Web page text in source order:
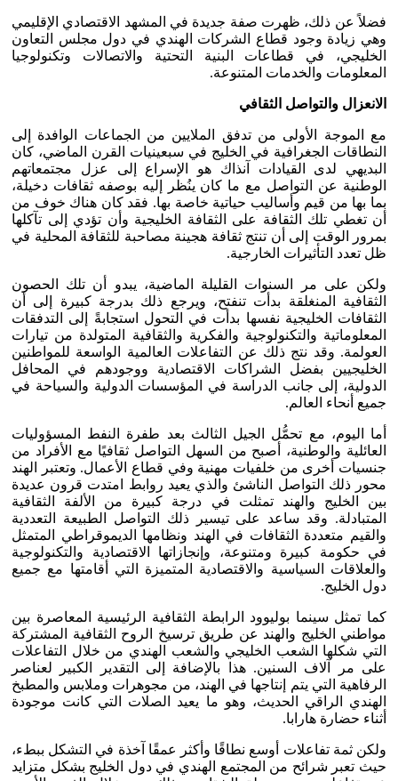
فضلاً عن ذلك، ظهرت صفة جديدة في المشهد الاقتصادي الإقليمي
وهي زيادة وجود قطاع الشركات الهندي في دول مجلس التعاون
الخليجي، في قطاعات البنية التحتية والاتصالات وتكنولوجيا
المعلومات والخدمات المتنوعة.
الانعزال والتواصل الثقافي
مع الموجة الأولى من تدفق الملايين من الجماعات الوافدة إلى
النطاقات الجغرافية في الخليج في سبعينيات القرن الماضي، كان
البديهي لدى القيادات آنذاك هو الإسراع إلى عزل مجتمعاتهم
الوطنية عن التواصل مع ما كان ينُظر إليه بوصفه ثقافات دخيلة،
بما بها من قيم وأساليب حياتية خاصة بها. فقد كان هناك خوف من
أن تغطي تلك الثقافة على الثقافة الخليجية وأن تؤدي إلى تآكلها
بمرور الوقت إلى أن تنتج ثقافة هجينة مصاحبة للثقافة المحلية في
ظل تعدد التأثيرات الخارجية.
ولكن على مر السنوات القليلة الماضية، يبدو أن تلك الحصون
الثقافية المنغلقة بدأت تنفتح، ويرجع ذلك بدرجة كبيرة إلى أن
الثقافات الخليجية نفسها بدأت في التحول استجابةً إلى التدفقات
المعلوماتية والتكنولوجية والفكرية والثقافية المتولدة من تيارات
العولمة. وقد نتج ذلك عن التفاعلات العالمية الواسعة للمواطنين
الخليجيين بفضل الشراكات الاقتصادية ووجودهم في المحافل
الدولية، إلى جانب الدراسة في المؤسسات الدولية والسياحة في
جميع أنحاء العالم.
أما اليوم، مع تحمُّل الجيل الثالث بعد طفرة النفط المسؤوليات
العائلية والوطنية، أصبح من السهل التواصل ثقافيًا مع الأفراد من
جنسيات أخرى من خلفيات مهنية وفي قطاع الأعمال. وتعتبر الهند
محور ذلك التواصل الناشئ والذي يعيد روابط امتدت قرون عديدة
بين الخليج والهند تمثلت في درجة كبيرة من الألفة الثقافية
المتبادلة. وقد ساعد على تيسير ذلك التواصل الطبيعة التعددية
والقيم متعددة الثقافات في الهند ونظامها الديموقراطي المتمثل
في حكومة كبيرة ومتنوعة، وإنجازاتها الاقتصادية والتكنولوجية
والعلاقات السياسية والاقتصادية المتميزة التي أقامتها مع جميع
دول الخليج.
كما تمثل سينما بوليوود الرابطة الثقافية الرئيسية المعاصرة بين
مواطني الخليج والهند عن طريق ترسيخ الروح الثقافية المشتركة
التي شكلها الشعب الخليجي والشعب الهندي من خلال التفاعلات
على مر آلاف السنين. هذا بالإضافة إلى التقدير الكبير لعناصر
الرفاهية التي يتم إنتاجها في الهند، من مجوهرات وملابس والمطبخ
الهندي الراقي الحديث، وهو ما يعيد الصلات التي كانت موجودة
أثناء حضارة هارابا.
ولكن ثمة تفاعلات أوسع نطاقًا وأكثر عمقًا آخذة في التشكل ببطء،
حيث تعبر شرائح من المجتمع الهندي في دول الخليج بشكل متزايد